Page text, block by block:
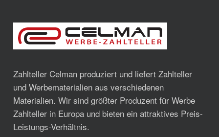
Zahlteller Celman produziert und liefert Zahlteller
und Werbematerialien aus verschiedenen
Materialien. Wir sind größter Produzent für Werbe
Zahlteller in Europa und bieten ein attraktives Preis-
Leistungs-Verhältnis.